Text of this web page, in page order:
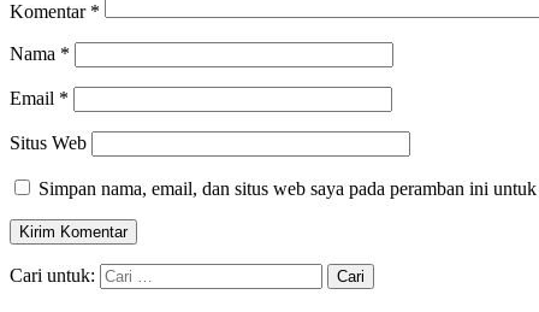
Komentar *
Nama *
Email *
Situs Web
Simpan nama, email, dan situs web saya pada peramban ini
Cari untuk: